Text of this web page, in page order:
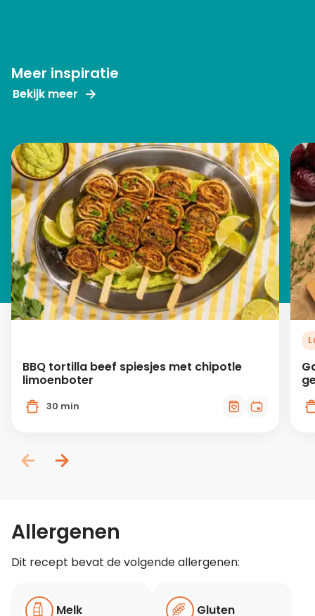
Meer inspiratie
Bekijk meer
BBQ tortilla beef spiesjes met chipotle
limoenboter
30 min
Allergenen
Dit recept bevat de volgende allergenen:
Melk Gluten